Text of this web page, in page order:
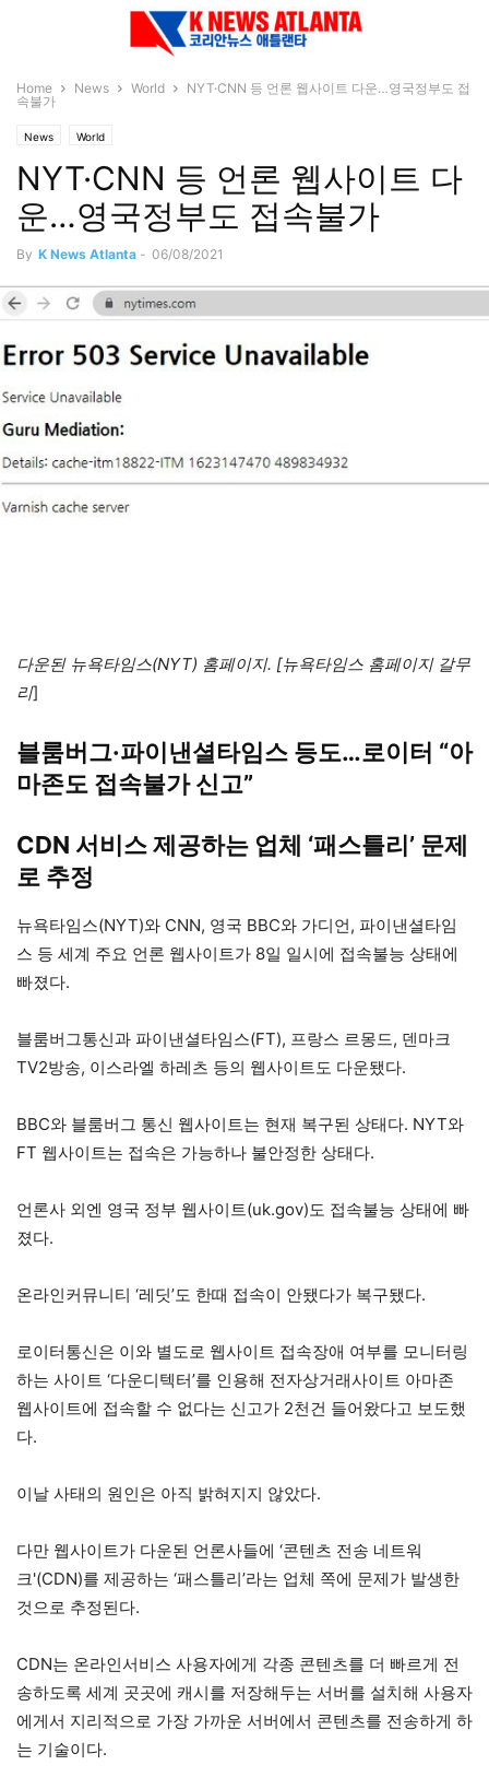
Home News World
NYT·CNN 등 언론 웹사이트 다운…영국정부도 접
속불가
News World
NYT·CNN 등 언론 웹사이트 다
운…영국정부도 접속불가
By K News Atlanta - 06/08/2021
다운된 뉴욕타임스(NYT) 홈페이지. [뉴욕타임스 홈페이지 갈무
리]
블룸버그·파이낸셜타임스 등도…로이터 “아
마존도 접속불가 신고”
CDN 서비스 제공하는 업체 ‘패스틀리’ 문제
로 추정
뉴욕타임스(NYT)와 CNN, 영국 BBC와 가디언, 파이낸셜타임
스 등 세계 주요 언론 웹사이트가 8일 일시에 접속불능 상태에
빠졌다.
블룸버그통신과 파이낸셜타임스(FT), 프랑스 르몽드, 덴마크
TV2방송, 이스라엘 하레츠 등의 웹사이트도 다운됐다.
BBC와 블룸버그 통신 웹사이트는 현재 복구된 상태다. NYT와
FT 웹사이트는 접속은 가능하나 불안정한 상태다.
언론사 외엔 영국 정부 웹사이트(uk.gov)도 접속불능 상태에 빠
졌다.
온라인커뮤니티 ‘레딧’도 한때 접속이 안됐다가 복구됐다.
로이터통신은 이와 별도로 웹사이트 접속장애 여부를 모니터링
하는 사이트 ‘다운디텍터’를 인용해 전자상거래사이트 아마존
웹사이트에 접속할 수 없다는 신고가 2천건 들어왔다고 보도했
다.
이날 사태의 원인은 아직 밝혀지지 않았다.
다만 웹사이트가 다운된 언론사들에 ‘콘텐츠 전송 네트워
크'(CDN)를 제공하는 ‘패스틀리’라는 업체 쪽에 문제가 발생한
것으로 추정된다.
CDN는 온라인서비스 사용자에게 각종 콘텐츠를 더 빠르게 전
송하도록 세계 곳곳에 캐시를 저장해두는 서버를 설치해 사용자
에게서 지리적으로 가장 가까운 서버에서 콘텐츠를 전송하게 하
는 기술이다.